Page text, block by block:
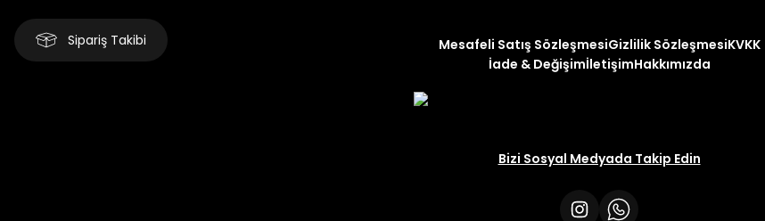
Sipariş Takibi Mesafeli Satış SözleşmesiGizlilik SözleşmesiKVKK
İade & DeğişimİletişimHakkımızda
Bizi Sosyal Medyada Takip Edin